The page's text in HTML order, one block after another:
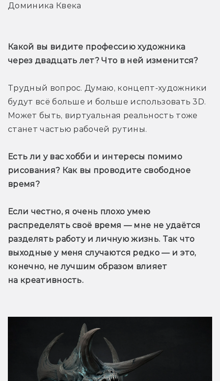
Доминика Квека
Какой вы видите профессию художника
через двадцать лет? Что в ней изменится?
Трудный вопрос. Думаю, концепт-художники
будут всё больше и больше использовать 3D.
Может быть, виртуальная реальность тоже
станет частью рабочей рутины.
Есть ли у вас хобби и интересы помимо
рисования? Как вы проводите свободное
время?
Если честно, я очень плохо умею
распределять своё время — мне не удаётся
разделять работу и личную жизнь. Так что
выходные у меня случаются редко — и это,
конечно, не лучшим образом влияет
на креативность.